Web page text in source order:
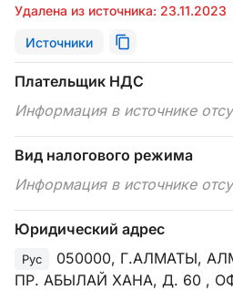
Удалена из источника: 23.11.2023
Источники
Плательщик НДС
Информация в источнике
Вид налогового режима
Информация в источнике
Юридический адрес
Рус
050000, Г.АЛМАТЫ,
ПР. АБЫЛАЙ ХАНА, Д. 60 ,